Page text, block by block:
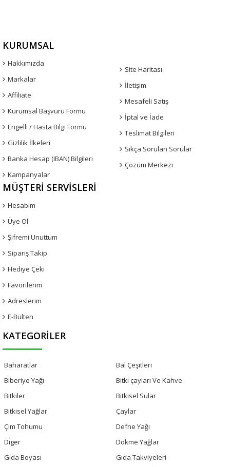
KURUMSAL
Hakkımızda
Markalar
Affiliate
Kurumsal Başvuru Formu
Engelli / Hasta Bilgi Formu
Gizlilik İlkeleri
Banka Hesap (IBAN) Bilgileri
Kampanyalar
Site Haritası
İletişim
Mesafeli Satış
İptal ve İade
Teslimat Bilgileri
Sıkça Sorulan Sorular
Çözüm Merkezi
MÜŞTERI SERVISLERI
Hesabım
Üye Ol
Şifremi Unuttum
Sipariş Takip
Hediye Çeki
Favorilerim
Adreslerim
E-Bülten
KATEGORILER
Baharatlar
Bal Çeşitleri
Biberiye Yağı
Bitki çayları Ve Kahve
Bitkiler
Bitkisel Sular
Bitkisel Yağlar
Çaylar
Çim Tohumu
Defne Yağı
Diger
Dökme Yağlar
Gıda Boyası
Gıda Takviyeleri